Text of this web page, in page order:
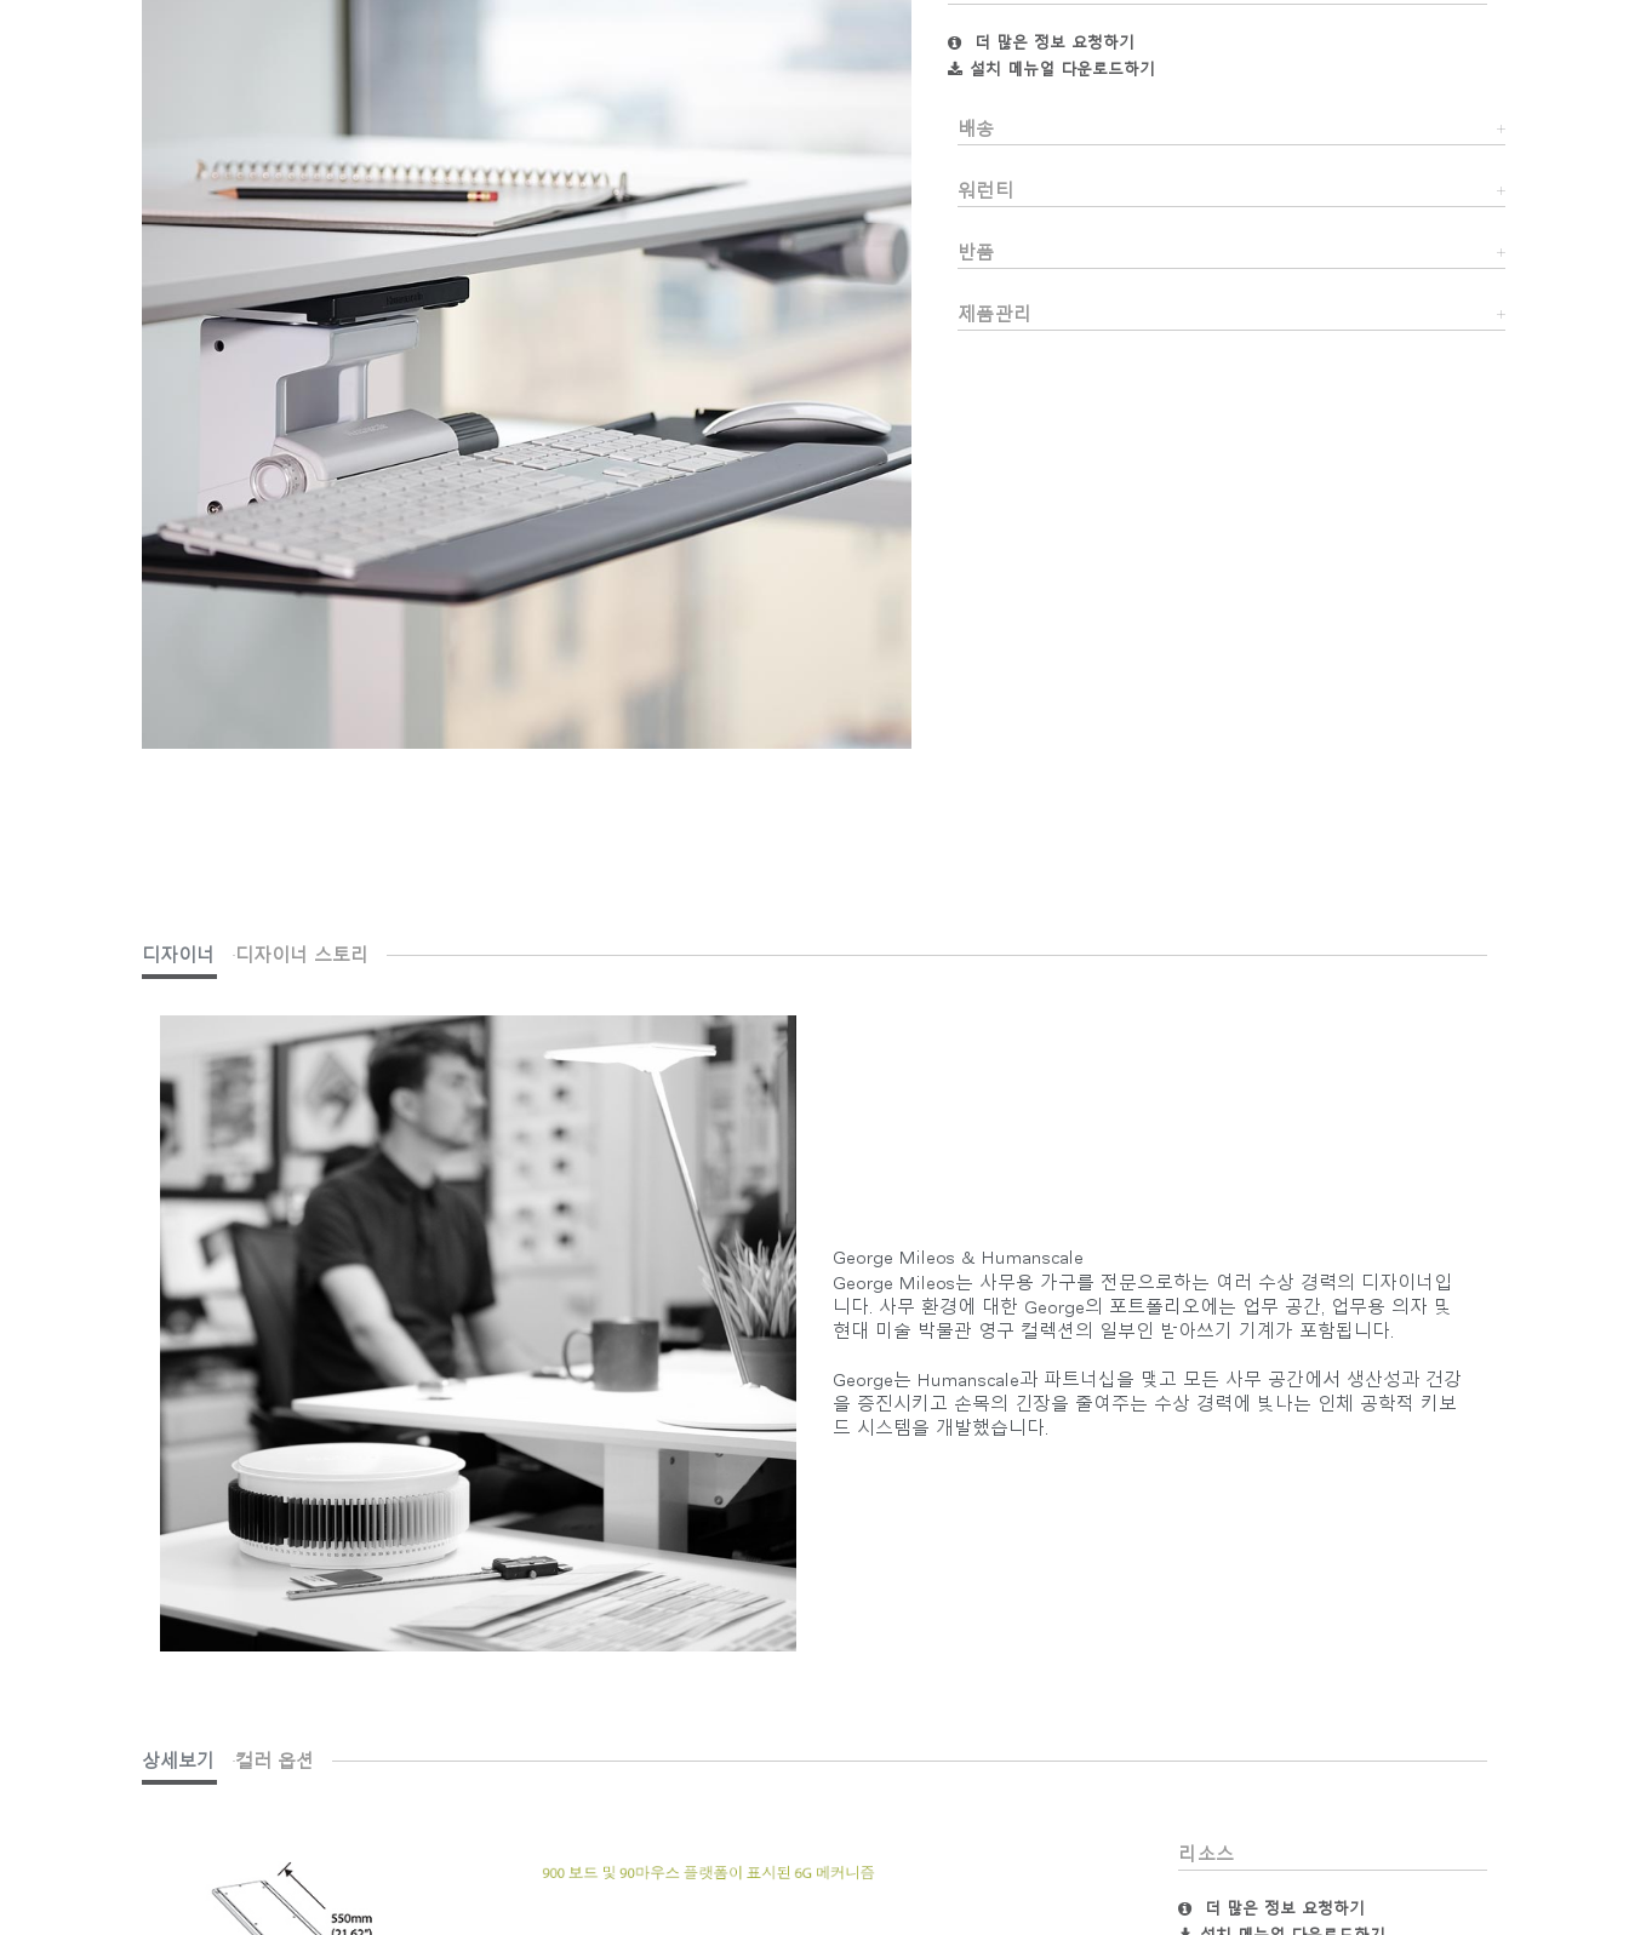
로그인
비밀번호를 잊으셨나요
Select
Region
회원가입
추천 코드가 있으십니까?
ENTER
더 많은 정보 요청하기
설치 메뉴얼 다운로드하기
배송
워런티
반품
제품관리
디자이너 디자이너 스토리
George Mileos & Humanscale
George Mileos는 사무용 가구를 전문으로하는 여러 수상 경력의 디자이너입
니다. 사무 환경에 대한 George의 포트폴리오에는 업무 공간, 업무용 의자 및
현대 미술 박물관 영구 컬렉션의 일부인 받아쓰기 기계가 포함됩니다.
George는 Humanscale과 파트너십을 맺고 모든 사무 공간에서 생산성과 건강
을 증진시키고 손목의 긴장을 줄여주는 수상 경력에 빛나는 인체 공학적 키보
드 시스템을 개발했습니다.
상세보기 컬러 옵션
리소스
더 많은 정보 요청하기